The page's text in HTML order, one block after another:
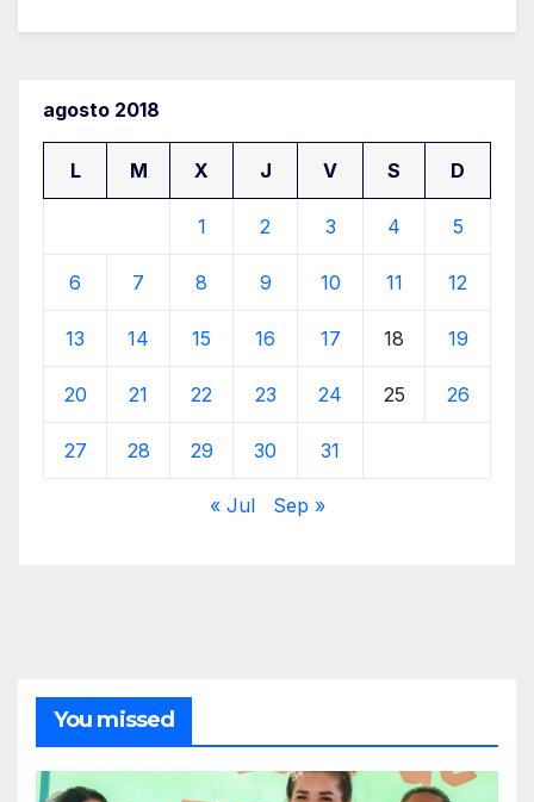
agosto 2018
L M X J V S D
1 2 3 4 5
6 7 8 9 10 11 12
13 14 15 16 17 18 19
20 21 22 23 24 25 26
27 28 29 30 31
« Jul Sep »
You missed